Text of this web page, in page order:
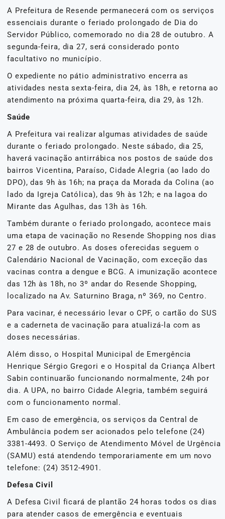
A Prefeitura de Resende permanecerá com os serviços
essenciais durante o feriado prolongado de Dia do
Servidor Público, comemorado no dia 28 de outubro. A
segunda-feira, dia 27, será considerado ponto
facultativo no município.
O expediente no pátio administrativo encerra as
atividades nesta sexta-feira, dia 24, às 18h, e retorna ao
atendimento na próxima quarta-feira, dia 29, às 12h.
Saúde
A Prefeitura vai realizar algumas atividades de saúde
durante o feriado prolongado. Neste sábado, dia 25,
haverá vacinação antirrábica nos postos de saúde dos
bairros Vicentina, Paraíso, Cidade Alegria (ao lado do
DPO), das 9h às 16h; na praça da Morada da Colina (ao
lado da Igreja Católica), das 9h às 12h; e na lagoa do
Mirante das Agulhas, das 13h às 16h.
Também durante o feriado prolongado, acontece mais
uma etapa de vacinação no Resende Shopping nos dias
27 e 28 de outubro. As doses oferecidas seguem o
Calendário Nacional de Vacinação, com exceção das
vacinas contra a dengue e BCG. A imunização acontece
das 12h às 18h, no 3º andar do Resende Shopping,
localizado na Av. Saturnino Braga, nº 369, no Centro.
Para vacinar, é necessário levar o CPF, o cartão do SUS
e a caderneta de vacinação para atualizá-la com as
doses necessárias.
Além disso, o Hospital Municipal de Emergência
Henrique Sérgio Gregori e o Hospital da Criança Albert
Sabin continuarão funcionando normalmente, 24h por
dia. A UPA, no bairro Cidade Alegria, também seguirá
com o funcionamento normal.
Em caso de emergência, os serviços da Central de
Ambulância podem ser acionados pelo telefone (24)
3381-4493. O Serviço de Atendimento Móvel de Urgência
(SAMU) está atendendo temporariamente em um novo
telefone: (24) 3512-4901.
Defesa Civil
A Defesa Civil ficará de plantão 24 horas todos os dias
para atender casos de emergência e eventuais